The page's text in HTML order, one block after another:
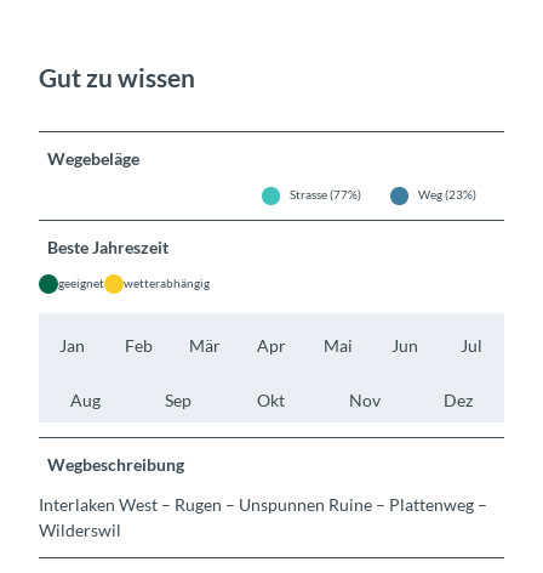
Gut zu wissen
Wegebeläge
Strasse (77%) Weg (23%)
Beste Jahreszeit
geeignet wetterabhängig
Jan Feb Mär Apr Mai Jun Jul
Aug Sep Okt Nov Dez
Wegbeschreibung
Interlaken West – Rugen – Unspunnen Ruine – Plattenweg –
Wilderswil